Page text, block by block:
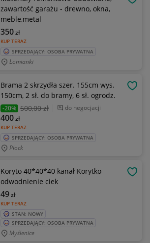
zawartość garażu - drewno, okna,
meble,metal
KUP TERAZ
350zł
SPRZEDAJĄCY: OSOBA PRYWATNA
Łomianki
Brama 2 skrzydła szer. 155cm wys.
150cm, 2 sł. do bramy, 6 sł. ogrodz.
-20% 500,00 zł do negocjacji
KUP TERAZ
400zł
SPRZEDAJĄCY: OSOBA PRYWATNA
Płock
Koryto 40*40*40 kanał Korytko
odwodnienie ciek
KUP TERAZ
49zł
STAN: NOWY
SPRZEDAJĄCY: OSOBA PRYWATNA
Myślenice